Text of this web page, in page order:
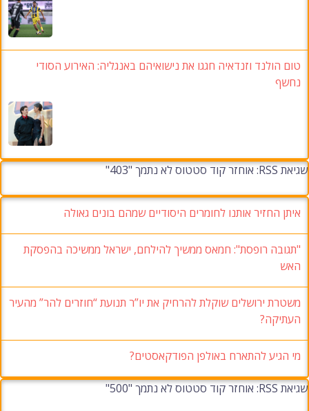
טום הולנד וזנדאיה חגגו את נישואיהם באנגליה: האירוע הסודי
נחשף
שגיאת RSS: אוחזר קוד סטטוס לא נתמך "403"
איתן החזיר אותנו לחומרים היסודיים שמהם בונים גאולה
"תגובה רופסת": חמאס ממשיך להילחם, ישראל ממשיכה בהפסקת
האש
משטרת ירושלים שוקלת להרחיק את יו”ר תנועת “חוזרים להר” מהעיר
העתיקה?
מי הגיע להתארח באולפן הפודקאסטים?
שגיאת RSS: אוחזר קוד סטטוס לא נתמך "500"